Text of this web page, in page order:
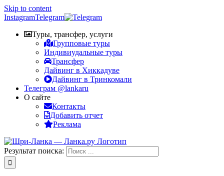
Skip to content
InstagramTelegram
Туры, трансфер, услуги
Групповые туры
Индивиудальные туры
Трансфер
Дайвинг в Хиккадуве
Дайвинг в Тринкомали
Телеграм @lankaru
О сайте
Контакты
Добавить отчет
Реклама
Результат поиска: